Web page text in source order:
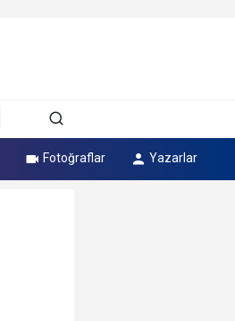
Fotoğraflar Yazarlar